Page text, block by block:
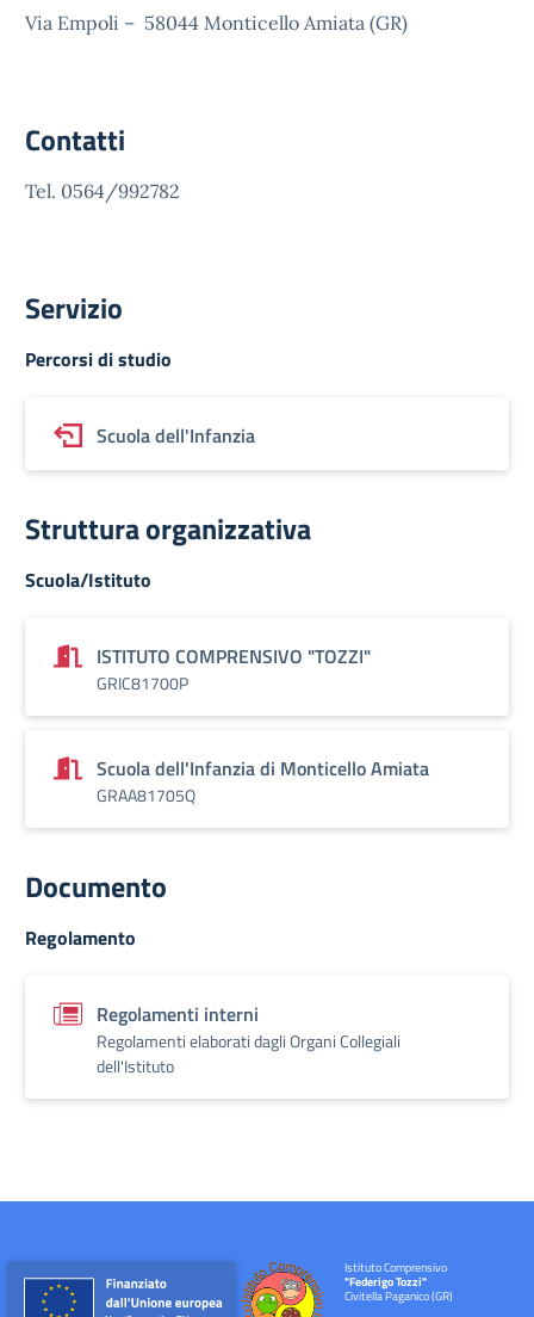
Via Empoli – 58044 Monticello Amiata (GR)
Contatti
Tel. 0564/992782
Servizio
Percorsi di studio
Scuola dell'Infanzia
Struttura organizzativa
Scuola/Istituto
ISTITUTO COMPRENSIVO "TOZZI"
GRIC81700P
Scuola dell'Infanzia di Monticello Amiata
GRAA81705Q
Documento
Regolamento
Regolamenti interni
Regolamenti elaborati dagli Organi Collegiali
dell'Istituto
Istituto Comprensivo
"Federigo Tozzi"
Civitella Paganico (GR)